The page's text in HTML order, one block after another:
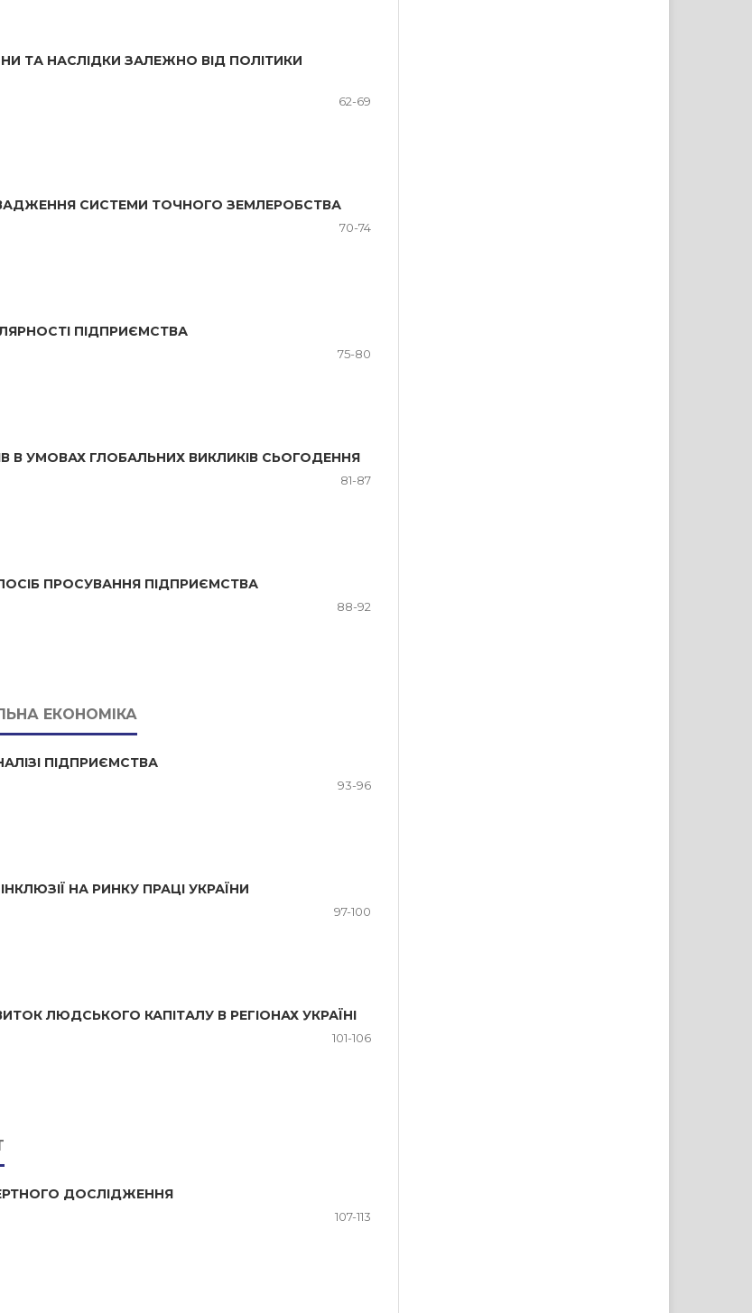
ТА НАСЛІДКИ ЗАЛЕЖНО ВІД ПОЛІТИКИ
62-69
СИСТЕМИ ТОЧНОГО ЗЕМЛЕРОБСТВА
70-74
ПІДПРИЄМСТВА
75-80
В УМОВАХ ГЛОБАЛЬНИХ ВИКЛИКІВ СЬОГОДЕННЯ
81-87
ПРОСУВАННЯ ПІДПРИЄМСТВА
88-92
ЕКОНОМІКА
ПІДПРИЄМСТВА
93-96
НА РИНКУ ПРАЦІ УКРАЇНИ
97-100
ЛЮДСЬКОГО КАПІТАЛУ В РЕГІОНАХ УКРАЇНІ
101-106
ДОСЛІДЖЕННЯ
107-113